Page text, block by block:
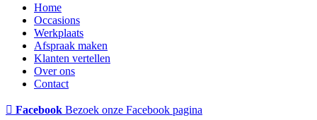
Home
Occasions
Werkplaats
Afspraak maken
Klanten vertellen
Over ons
Contact
Facebook Bezoek onze Facebook pagina